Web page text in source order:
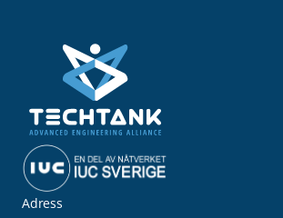
Adress